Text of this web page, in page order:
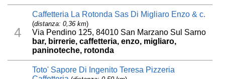
4
Caffetteria La Rotonda Sas Di Migliaro Enzo & c.
(distanza: 0,36 km)
Via Pendino 125, 84010 San Marzano Sul Sarno
bar, birrerie, caffetteria, enzo, migliaro,
paninoteche, rotonda
Toto' Sapore Di Ingenito Teresa Pizzeria